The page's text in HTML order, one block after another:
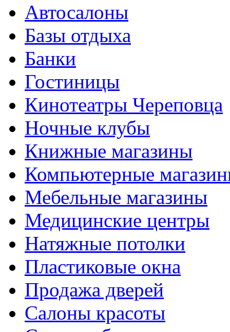
Автосалоны
Базы отдыха
Банки
Гостиницы
Кинотеатры Череповца
Ночные клубы
Книжные магазины
Компьютерные
Мебельные магазины
Медицинские центры
Натяжные потолки
Пластиковые окна
Продажа дверей
Салоны красоты